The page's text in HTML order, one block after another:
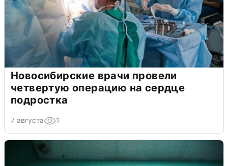
Новосибирские врачи провели
четвертую операцию на сердце
подростка
7 августа 1